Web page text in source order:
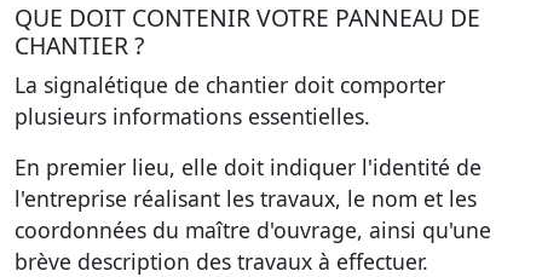
QUE DOIT CONTENIR VOTRE PANNEAU DE
CHANTIER ?
La signalétique de chantier doit comporter
plusieurs informations essentielles.
En premier lieu, elle doit indiquer l'identité de
l'entreprise réalisant les travaux, le nom et les
coordonnées du maître d'ouvrage, ainsi qu'une
brève description des travaux à effectuer.